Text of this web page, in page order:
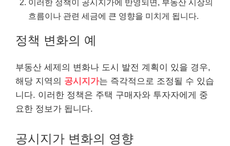
이러한 정책이 공시지가에 반영되면, 부동산 시장의
흐름이나 관련 세금에 큰 영향을 미치게 됩니다.
정책 변화의 예
부동산 세제의 변화나 도시 발전 계획이 있을 경우,
해당 지역의 공시지가는 즉각적으로 조정될 수 있습
니다. 이러한 정책은 주택 구매자와 투자자에게 중
요한 정보가 됩니다.
공시지가 변화의 영향